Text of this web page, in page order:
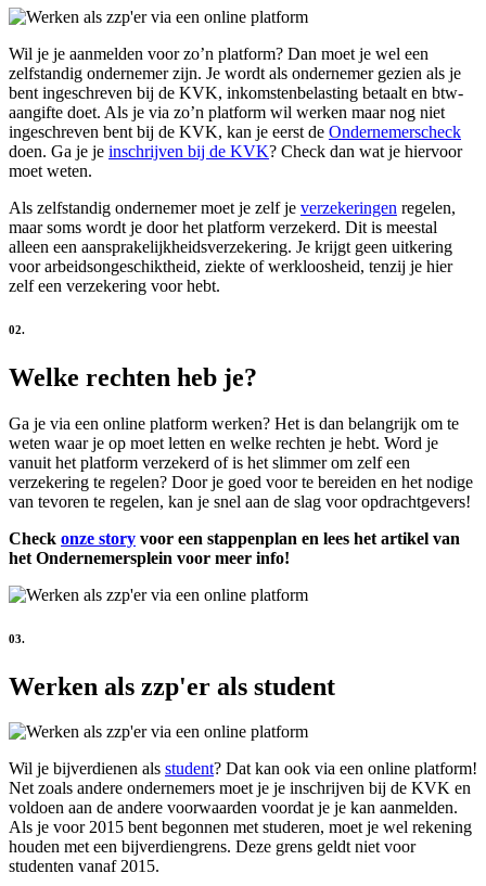
Wil je je aanmelden voor zo’n platform? Dan moet je wel een
zelfstandig ondernemer zijn. Je wordt als ondernemer gezien als je
bent ingeschreven bij de KVK, inkomstenbelasting betaalt en btw-
aangifte doet. Als je via zo’n platform wil werken maar nog niet
ingeschreven bent bij de KVK, kan je eerst de Ondernemerscheck
doen. Ga je je inschrijven bij de KVK? Check dan wat je hiervoor
moet weten.
Als zelfstandig ondernemer moet je zelf je verzekeringen regelen,
maar soms wordt je door het platform verzekerd. Dit is meestal
alleen een aansprakelijkheidsverzekering. Je krijgt geen uitkering
voor arbeidsongeschiktheid, ziekte of werkloosheid, tenzij je hier
zelf een verzekering voor hebt.
02.
Welke rechten heb je?
Ga je via een online platform werken? Het is dan belangrijk om te
weten waar je op moet letten en welke rechten je hebt. Word je
vanuit het platform verzekerd of is het slimmer om zelf een
verzekering te regelen? Door je goed voor te bereiden en het nodige
van tevoren te regelen, kan je snel aan de slag voor opdrachtgevers!
Check onze story voor een stappenplan en lees het artikel van
het Ondernemersplein voor meer info!
03.
Werken als zzp'er als student
Wil je bijverdienen als student? Dat kan ook via een online platform!
Net zoals andere ondernemers moet je je inschrijven bij de KVK en
voldoen aan de andere voorwaarden voordat je je kan aanmelden.
Als je voor 2015 bent begonnen met studeren, moet je wel rekening
houden met een bijverdiengrens. Deze grens geldt niet voor
studenten vanaf 2015.